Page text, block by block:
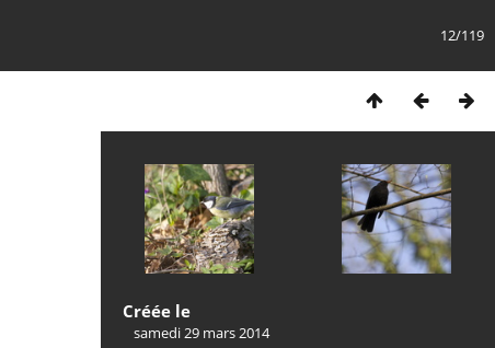
12/119
Créée le
samedi 29 mars 2014